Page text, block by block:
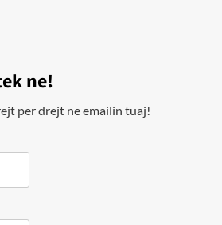
ne!
per drejt ne emailin tuaj!